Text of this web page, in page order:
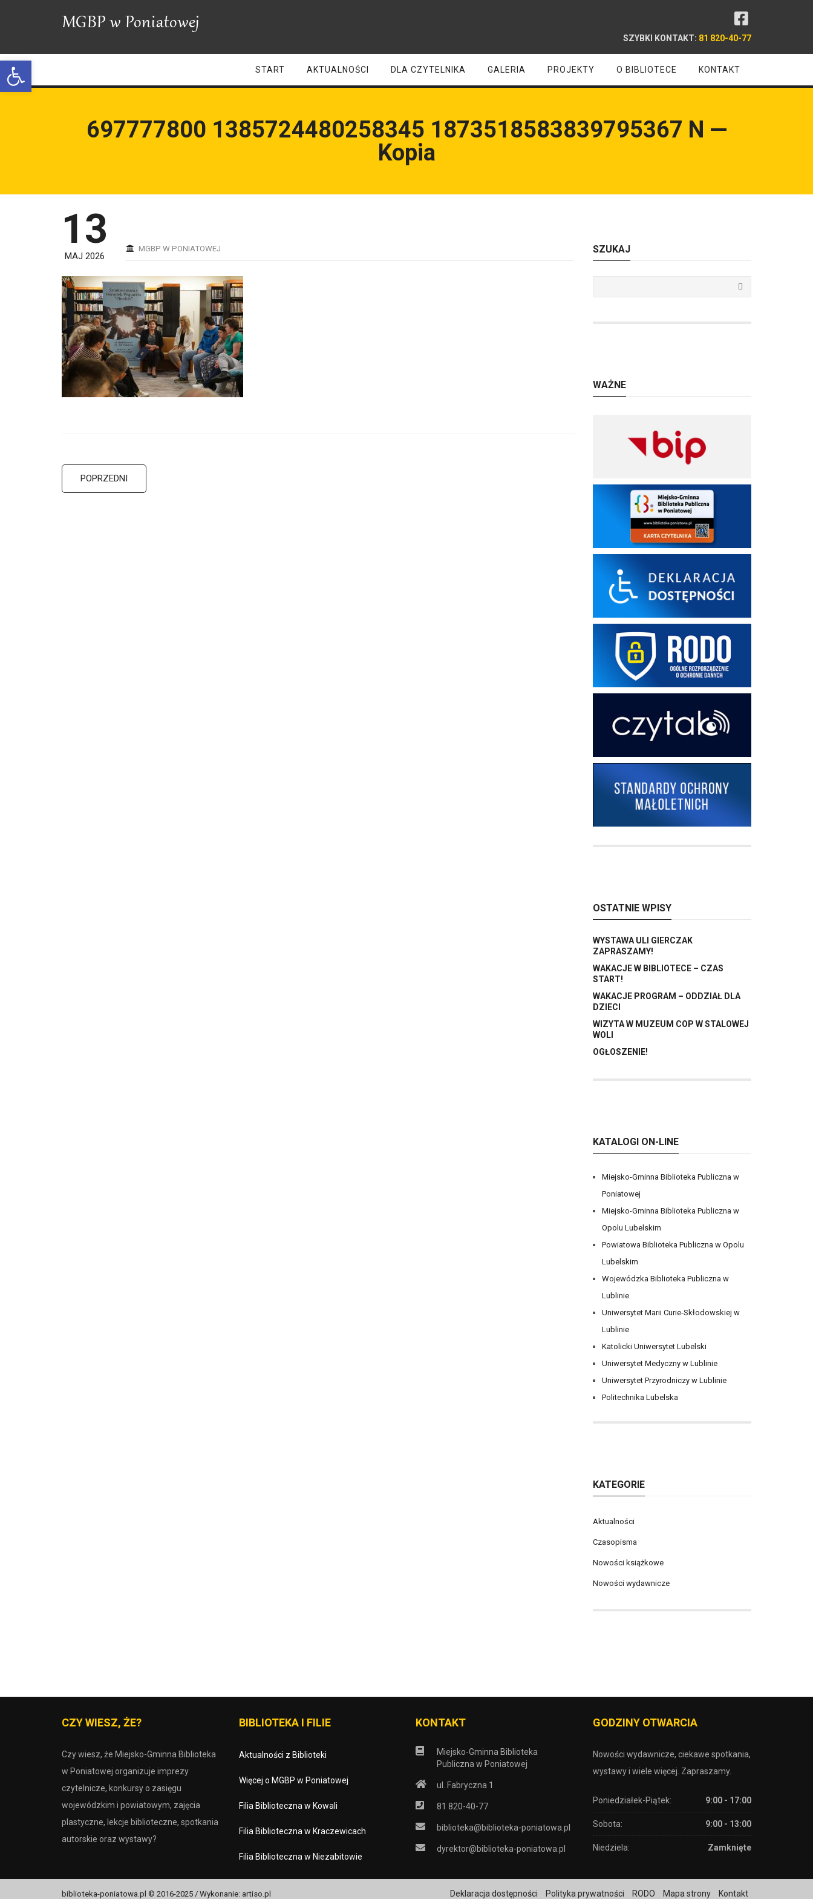
Open toolbar
SZYBKI KONTAKT: 81 820-40-77
START AKTUALNOŚCI DLA CZYTELNIKA GALERIA PROJEKTY O BIBLIOTECE KONTAKT
697777800 1385724480258345 1873518583839795367 N —
Kopia
13
MAJ 2026
MGBP W PONIATOWEJ
POPRZEDNI
SZUKAJ
WAŻNE
OSTATNIE WPISY
WYSTAWA ULI GIERCZAK
ZAPRASZAMY!
WAKACJE W BIBLIOTECE – CZAS
START!
WAKACJE PROGRAM – ODDZIAŁ DLA
DZIECI
WIZYTA W MUZEUM COP W STALOWEJ
WOLI
OGŁOSZENIE!
KATALOGI ON-LINE
Miejsko-Gminna Biblioteka Publiczna w
Poniatowej
Miejsko-Gminna Biblioteka Publiczna w
Opolu Lubelskim
Powiatowa Biblioteka Publiczna w Opolu
Lubelskim
Wojewódzka Biblioteka Publiczna w
Lublinie
Uniwersytet Marii Curie-Skłodowskiej w
Lublinie
Katolicki Uniwersytet Lubelski
Uniwersytet Medyczny w Lublinie
Uniwersytet Przyrodniczy w Lublinie
Politechnika Lubelska
KATEGORIE
Aktualności
Czasopisma
Nowości książkowe
Nowości wydawnicze
CZY WIESZ, ŻE?
Czy wiesz, że Miejsko-Gminna Biblioteka
w Poniatowej organizuje imprezy
czytelnicze, konkursy o zasięgu
wojewódzkim i powiatowym, zajęcia
plastyczne, lekcje biblioteczne, spotkania
autorskie oraz wystawy?
BIBLIOTEKA I FILIE
Aktualności z Biblioteki
Więcej o MGBP w Poniatowej
Filia Biblioteczna w Kowali
Filia Biblioteczna w Kraczewicach
Filia Biblioteczna w Niezabitowie
KONTAKT
Miejsko-Gminna Biblioteka
Publiczna w Poniatowej
ul. Fabryczna 1
81 820-40-77
biblioteka@biblioteka-poniatowa.pl
dyrektor@biblioteka-poniatowa.pl
GODZINY OTWARCIA
Nowości wydawnicze, ciekawe spotkania,
wystawy i wiele więcej. Zapraszamy.
Poniedziałek-Piątek: 9:00 - 17:00
Sobota: 9:00 - 13:00
Niedziela: Zamknięte
biblioteka-poniatowa.pl © 2016-2025 / Wykonanie: artiso.pl Deklaracja dostępności Polityka prywatności RODO Mapa strony Kontakt